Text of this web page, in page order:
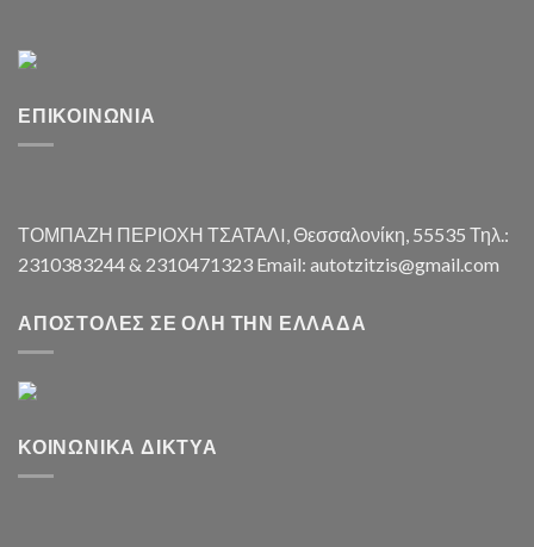
ΕΠΙΚΟΙΝΩΝΊΑ
ΤΟΜΠΑΖΗ ΠΕΡΙΟΧΗ ΤΣΑΤΑΛI, Θεσσαλονίκη, 55535 Τηλ.:
2310383244 & 2310471323 Email: autotzitzis@gmail.com
ΑΠΟΣΤΟΛΈΣ ΣΕ ΌΛΗ ΤΗΝ ΕΛΛΆΔΑ
ΚΟΙΝΩΝΙΚΆ ΔΊΚΤΥΑ